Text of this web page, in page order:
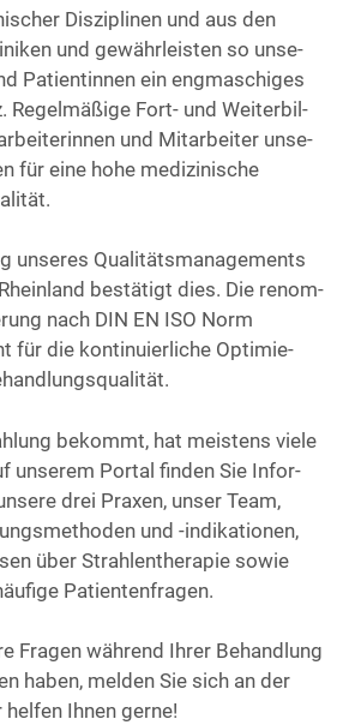
Dis­zi­pli­nen und aus den
und gewähr­leis­ten so unse­
Pati­en­tin­nen ein eng­ma­schi­ges
Regel­mä­ßi­ge Fort- und Wei­ter­bil­
und Mit­ar­bei­ter unse­
für eine hohe medi­zi­ni­sche
unse­res Qua­li­täts­ma­nage­ments
bestä­tigt dies. Die renom­
nach DIN EN ISO Norm
für die kon­ti­nu­ier­li­che Opti­mie­
bekommt, hat meis­tens vie­le
unse­rem Por­tal fin­den Sie Infor­
drei Pra­xen, unser Team,
und -indi­ka­tio­nen,
über Strah­len­the­ra­pie sowie
Patientenfragen.
Fra­gen wäh­rend Ihrer Behand­lung
haben, mel­den Sie sich an der
Ihnen gerne!